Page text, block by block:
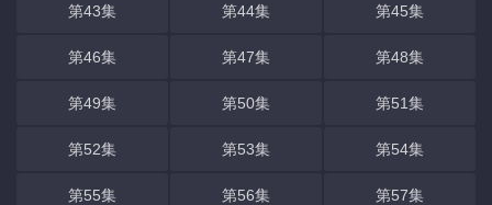
第43集 第44集 第45集
第46集 第47集 第48集
第49集 第50集 第51集
第52集 第53集 第54集
第55集 第56集 第57集